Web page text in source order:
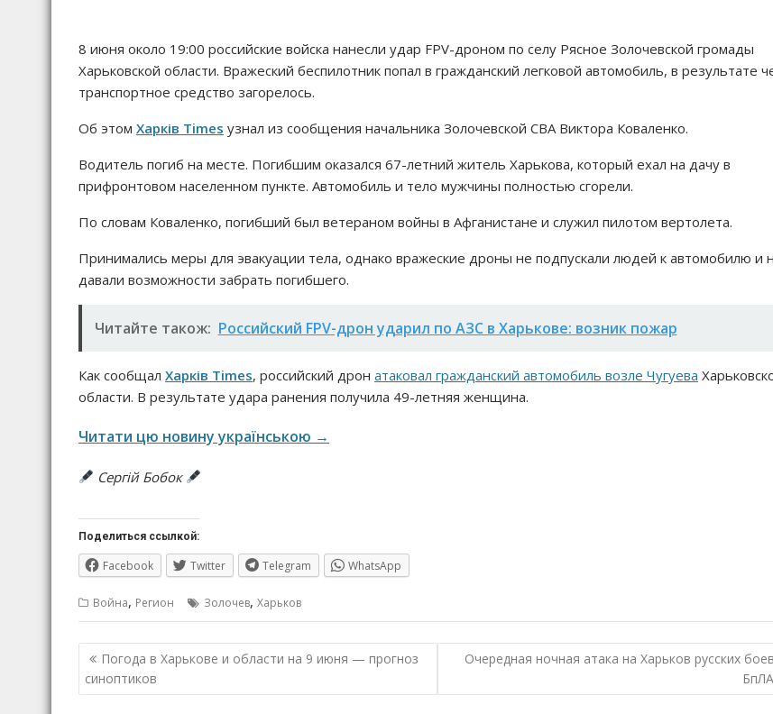
8 июня около 19:00 российские войска нанесли удар FPV-дроном по селу Рясное Золочевской громады
Харьковской области. Вражеский беспилотник попал в гражданский легковой автомобиль, в результате
транспортное средство загорелось.
Об этом Харків Times узнал из сообщения начальника Золочевской СВА Виктора Коваленко.
Водитель погиб на месте. Погибшим оказался 67-летний житель Харькова, который ехал на дачу в
прифронтовом населенном пункте. Автомобиль и тело мужчины полностью сгорели.
По словам Коваленко, погибший был ветераном войны в Афганистане и служил пилотом вертолета.
Принимались меры для эвакуации тела, однако вражеские дроны не подпускали людей к автомобилю и
давали возможности забрать погибшего.
Читайте також: Российский FPV-дрон ударил по АЗС в Харькове: возник пожар
Как сообщал Харків Times, российский дрон атаковал гражданский автомобиль возле Чугуева
области. В результате удара ранения получила 49-летняя женщина.
Читати цю новину українською →
Сергій Бобок
Поделиться ссылкой:
Facebook Twitter Telegram WhatsApp
Война, Регион Золочев, Харьков
Навигация
по
записям
Погода в Харькове и области на 9 июня — прогноз
синоптиков
Очередная ночная атака на Харьков русских
БпЛА